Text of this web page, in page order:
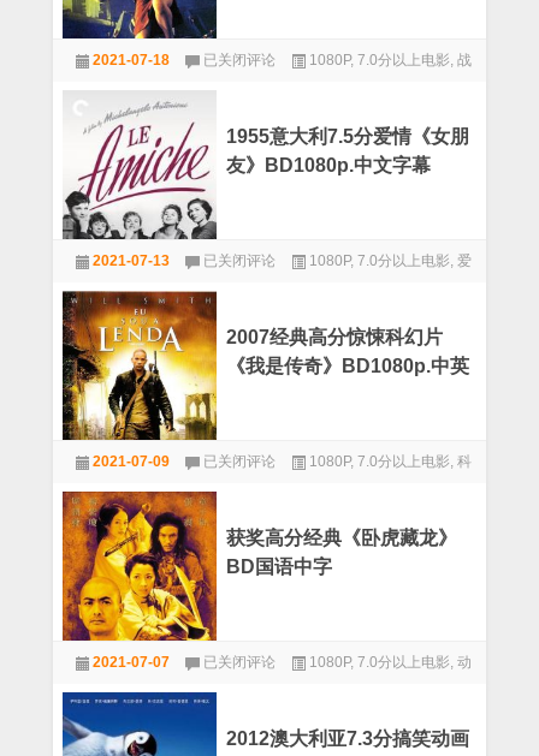
钱》
BD1080p.
法
语
中
2021-07-18
美
战
《没
有
天
空
的
都
市》
[豆
瓣
9.2
高
分]
[1080P]
已关闭评论 1080P, 7.0分以上电影 战
1955意大利7.5分爱情《女朋
友》BD1080p.中文字幕
2021-07-13
意
大
利
7.5
分
爱
情
《女
朋
友》
BD1080p.
中
文
幕
已关闭评论 1080P, 7.0分以上电影 爱
2007经典高分惊悚科幻片
《我是传奇》BD1080p.中英
2021-07-09
经
典
高
分
惊
悚
科
幻
片
《我
是
传
BD1080p.
已关闭评论 1080P, 7.0分以上电影, 科
获奖高分经典《卧虎藏龙》
BD国语中字
2021-07-07
奖
高
已关闭评论 1080P, 7.0分以上电影, 动
2012澳大利亚7.3分搞笑动画